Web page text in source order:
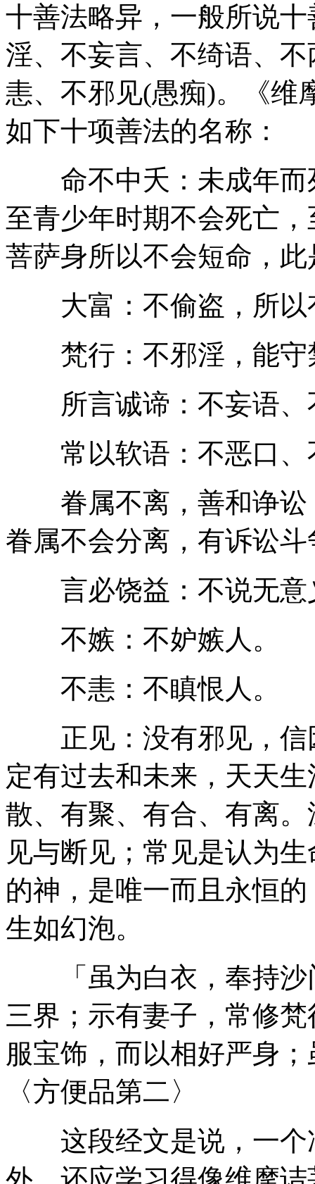
十善法略异，一般所说
淫、不妄言、不绮语、
恚、不邪见(愚痴)。《维
如下十项善法的名称：
命不中夭：未成年而
至青少年时期不会死亡
菩萨身所以不会短命，
大富：不偷盗，所以
梵行：不邪淫，能守
所言诚谛：不妄语、
常以软语：不恶口、
眷属不离，善和诤讼
眷属不会分离，有诉讼
言必饶益：不说无意
不嫉：不妒嫉人。
不恚：不瞋恨人。
正见：没有邪见，信
定有过去和未来，天天
散、有聚、有合、有离
见与断见；常见是认为
的神，是唯一而且永恒
生如幻泡。
「虽为白衣，奉持沙
三界；示有妻子，常修
服宝饰，而以相好严身
〈方便品第二〉
这段经文是说，一个